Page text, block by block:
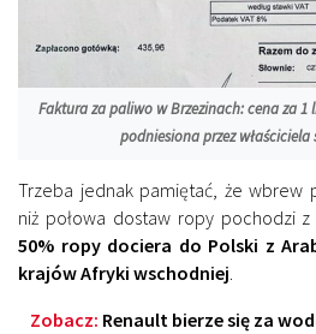
Faktura za paliwo w Brzezinach: cena za 1
podniesiona przez właściciela
Trzeba jednak pamiętać, że wbrew
niż połowa dostaw ropy pochodzi z
50% ropy dociera do Polski z
krajów Afryki wschodniej.
Zobacz: Renault bierze się za